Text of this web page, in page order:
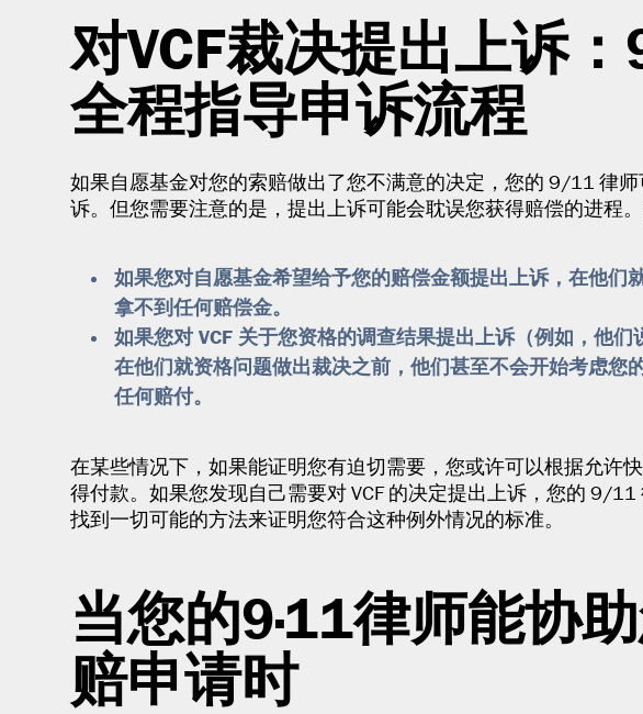
对VCF裁决提出上诉：
全程指导申诉流程
如果自愿基金对您的索赔做出了您不满意的决定，您的 9/11 律
诉。但您需要注意的是，提出上诉可能会耽误您获得赔偿的进程
如果您对自愿基金希望给予您的赔偿金额提出上诉，在他们
拿不到任何赔偿金。
如果您对 VCF 关于您资格的调查结果提出上诉（例如，他们
在他们就资格问题做出裁决之前，他们甚至不会开始考虑您
任何赔付。
在某些情况下，如果能证明您有迫切需要，您或许可以根据允许
得付款。如果您发现自己需要对 VCF 的决定提出上诉，您的 9/
找到一切可能的方法来证明您符合这种例外情况的标准。
当您的9·11律师能协
赔申请时